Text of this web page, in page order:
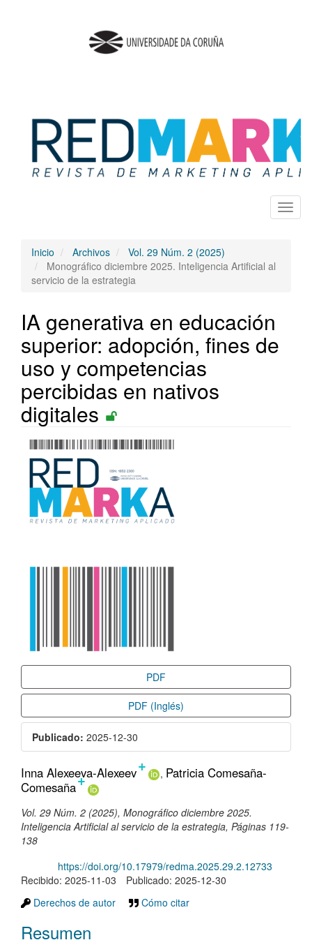
principal
Contenido
principal
Barra
lateral
Inicio Archivos
Vol. 29 Núm. 2 (2025)
Monográfico diciembre 2025. Inteligencia Artificial al
servicio de la estrategia
IA generativa en educación
superior: adopción, fines de
uso y competencias
percibidas en nativos
digitales
Barra
lateral
del
artículo
PDF
PDF (Inglés)
Publicado: 2025-12-30
Contenido
principal
del
artículo
Inna Alexeeva-Alexeev+
Patricia Comesaña-
Comesaña+
Vol. 29 Núm. 2 (2025), Monográfico diciembre 2025.
Inteligencia Artificial al servicio de la estrategia, Páginas 119-
138
https://doi.org/10.17979/redma.2025.29.2.12733
Recibido: 2025-11-03
Publicado: 2025-12-30
Derechos de autor
Cómo citar
Resumen